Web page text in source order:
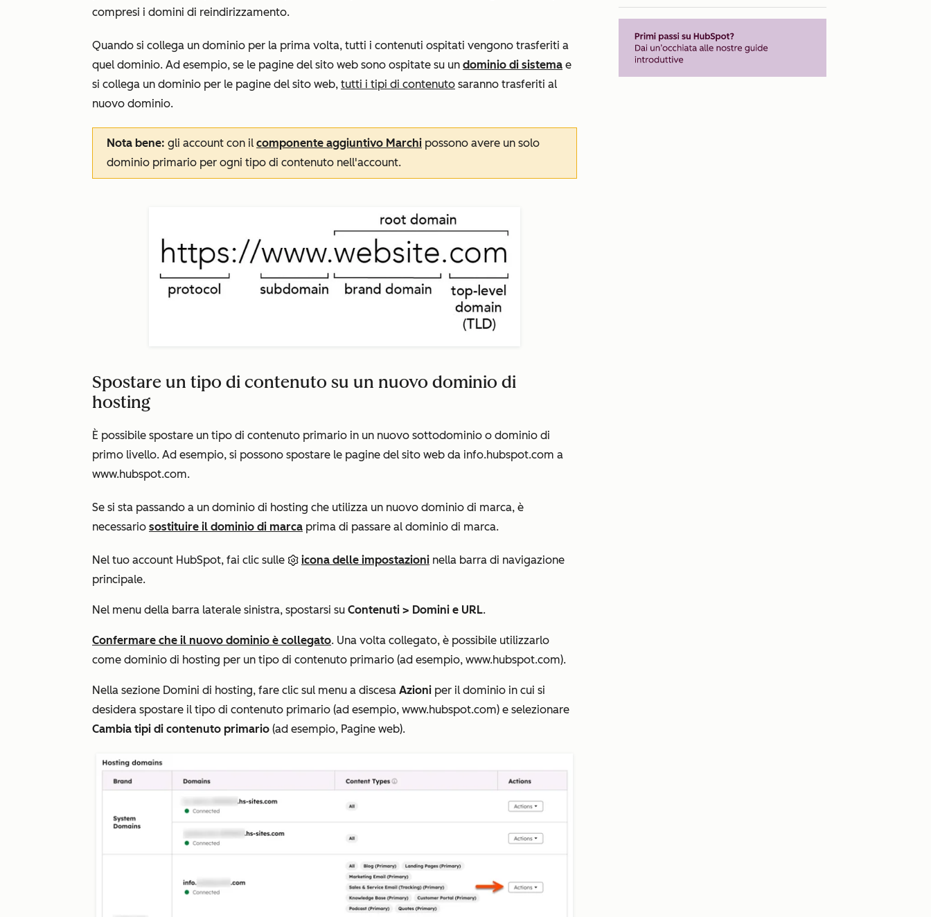
compresi i domini di reindirizzamento.
Quando si collega un dominio per la prima volta, tutti i contenuti ospitati vengono trasferiti a
quel dominio. Ad esempio, se le pagine del sito web sono ospitate su un dominio di sistema e
si collega un dominio per le pagine del sito web, tutti i tipi di contenuto saranno trasferiti al
nuovo dominio.
Nota bene: gli account con il componente aggiuntivo Marchi possono avere un solo
dominio primario per ogni tipo di contenuto nell'account.
Spostare un tipo di contenuto su un nuovo dominio di
hosting
È possibile spostare un tipo di contenuto primario in un nuovo sottodominio o dominio di
primo livello. Ad esempio, si possono spostare le pagine del sito web da info.hubspot.com a
www.hubspot.com.
Se si sta passando a un dominio di hosting che utilizza un nuovo dominio di marca, è
necessario sostituire il dominio di marca prima di passare al dominio di marca.
Nel tuo account HubSpot, fai clic sulle icona delle impostazioni nella barra di navigazione
principale.
Nel menu della barra laterale sinistra, spostarsi su Contenuti > Domini e URL.
Confermare che il nuovo dominio è collegato. Una volta collegato, è possibile utilizzarlo
come dominio di hosting per un tipo di contenuto primario (ad esempio, www.hubspot.com).
Nella sezione Domini di hosting, fare clic sul menu a discesa Azioni per il dominio in cui si
desidera spostare il tipo di contenuto primario (ad esempio, www.hubspot.com) e selezionare
Cambia tipi di contenuto primario (ad esempio, Pagine web).